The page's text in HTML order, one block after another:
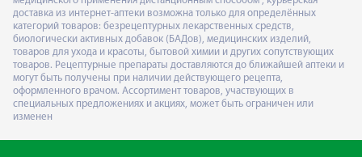
доставка из интернет-аптеки возможна только для определённых
категорий товаров: безрецептурных лекарственных средств,
биологически активных добавок (БАДов), медицинских изделий,
товаров для ухода и красоты, бытовой химии и других сопутствующих
товаров. Рецептурные препараты доставляются до ближайшей аптеки и
могут быть получены при наличии действующего рецепта,
оформленного врачом. Ассортимент товаров, участвующих в
специальных предложениях и акциях, может быть ограничен или
изменен